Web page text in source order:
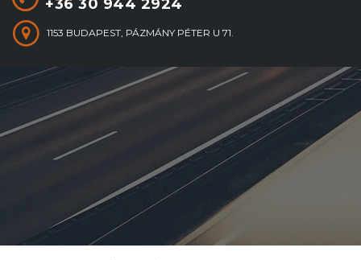
+36 30 944 2924
1153 BUDAPEST, PÁZMÁNY PÉTER U 71.